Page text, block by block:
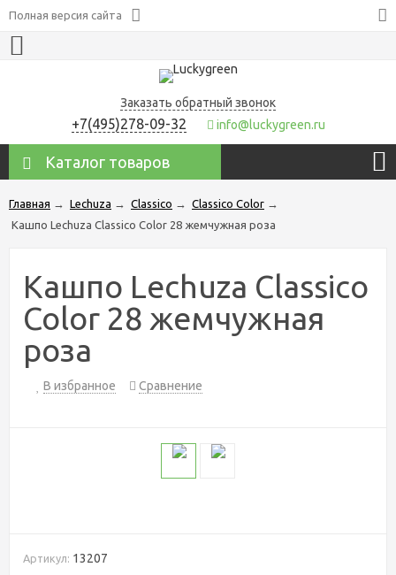
Полная версия сайта
Заказать обратный звонок
+7(495)278-09-32 info@luckygreen.ru
Каталог товаров
Главная → Lechuza → Classico → Classico Color →
Кашпо Lechuza Classico Color 28 жемчужная роза
Кашпо Lechuza Classico
Color 28 жемчужная
роза
В избранное Сравнение
Артикул: 13207